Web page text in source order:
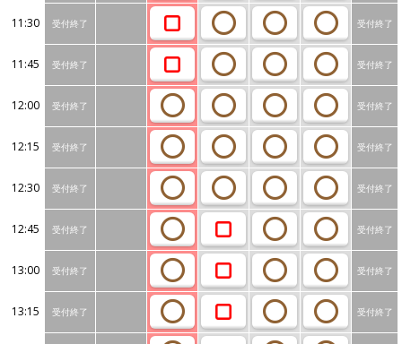
11:30 受付終了 受付終了
11:45 受付終了 受付終了
12:00 受付終了 受付終了
12:15 受付終了 受付終了
12:30 受付終了 受付終了
12:45 受付終了 受付終了
13:00 受付終了 受付終了
13:15 受付終了 受付終了